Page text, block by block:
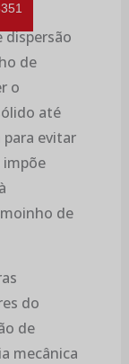
dispersão
de
o
até
evitar
impõe
de
do
de
mecânica